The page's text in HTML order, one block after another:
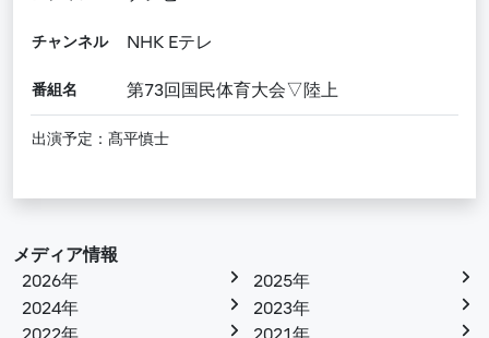
チャンネル NHK Eテレ
番組名 第73回国民体育大会▽陸上
出演予定：髙平慎士
メディア情報
2026年
2025年
2024年
2023年